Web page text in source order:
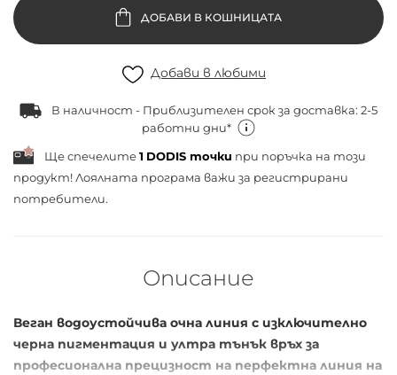
ДОБАВИ В КОШНИЦАТА
Добави в любими
В наличност - Приблизителен срок за доставка: 2-5
работни дни*
Ще спечелите1 DODIS точки при поръчка на този
продукт! Лоялната програма важи за регистрирани
потребители.
Описание
Веган водоустойчива очна линия с изключително
черна пигментация и ултра тънък връх за
професионална прецизност на перфектна линия на